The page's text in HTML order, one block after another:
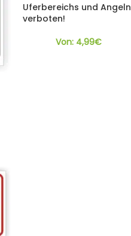
Uferbereichs und Angeln
verboten!
Von: 4,99€